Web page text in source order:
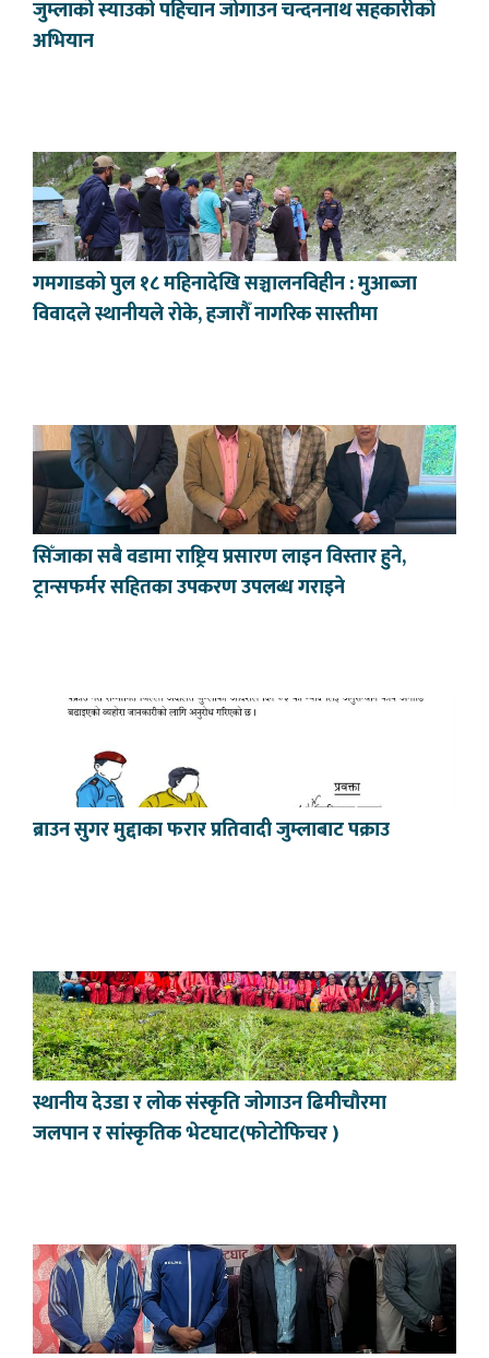
जुम्लाको स्याउको पहिचान जोगाउन चन्दननाथ सहकारीको
अभियान
गमगाडको पुल १८ महिनादेखि सञ्चालनविहीन : मुआब्जा
विवादले स्थानीयले रोके, हजारौँ नागरिक सास्तीमा
सिँजाका सबै वडामा राष्ट्रिय प्रसारण लाइन विस्तार हुने,
ट्रान्सफर्मर सहितका उपकरण उपलब्ध गराइने
ब्राउन सुगर मुद्दाका फरार प्रतिवादी जुम्लाबाट पक्राउ
स्थानीय देउडा र लोक संस्कृति जोगाउन ढिमीचौरमा
जलपान र सांस्कृतिक भेटघाट(फोटोफिचर )